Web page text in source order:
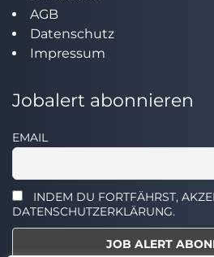
AGB
Datenschutz
Impressum
Jobalert abonnieren
EMAIL
INDEM DU FORTFÄHRST,
DATENSCHUTZERKLÄRUNG.